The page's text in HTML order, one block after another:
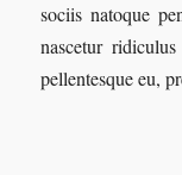
sociis natoque
nascetur
pellentesque eu,